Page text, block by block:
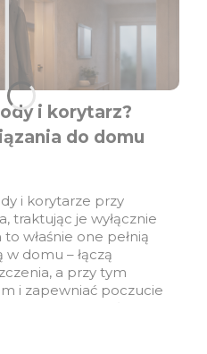
i korytarz?
do domu
i korytarze przy
traktując je wyłącznie
właśnie one pełnią
domu – łączą
a przy tym
i zapewniać poczucie
dobrane światło w
nie tylko ułatwia
ale też podkreśla